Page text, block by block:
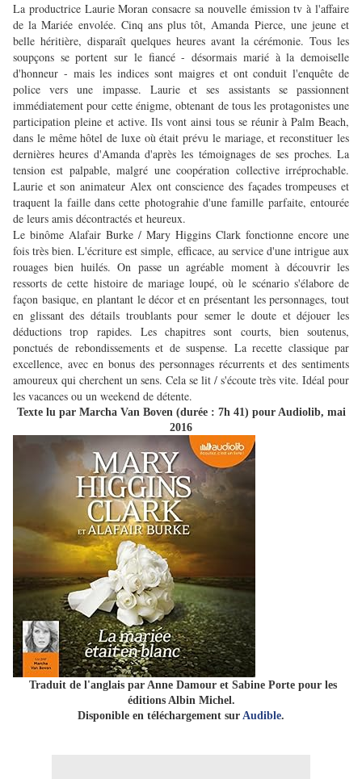
La productrice Laurie Moran consacre sa nouvelle émission tv à l'affaire
de la Mariée envolée. Cinq ans plus tôt, Amanda Pierce, une jeune et
belle héritière, disparaît quelques heures avant la cérémonie. Tous les
soupçons se portent sur le fiancé - désormais marié à la demoiselle
d'honneur - mais les indices sont maigres et ont conduit l'enquête de
police vers une impasse. Laurie et ses assistants se passionnent
immédiatement pour cette énigme, obtenant de tous les protagonistes une
participation pleine et active. Ils vont ainsi tous se réunir à Palm Beach,
dans le même hôtel de luxe où était prévu le mariage, et reconstituer les
dernières heures d'Amanda d'après les témoignages de ses proches. La
tension est palpable, malgré une coopération collective irréprochable.
Laurie et son animateur Alex ont conscience des façades trompeuses et
traquent la faille dans cette photograhie d'une famille parfaite, entourée
de leurs amis décontractés et heureux.
Le binôme Alafair Burke / Mary Higgins Clark fonctionne encore une
fois très bien. L'écriture est simple, efficace, au service d'une intrigue aux
rouages bien huilés. On passe un agréable moment à découvrir les
ressorts de cette histoire de mariage loupé, où le scénario s'élabore de
façon basique, en plantant le décor et en présentant les personnages, tout
en glissant des détails troublants pour semer le doute et déjouer les
déductions trop rapides. Les chapitres sont courts, bien soutenus,
ponctués de rebondissements et de suspense. La recette classique par
excellence, avec en bonus des personnages récurrents et des sentiments
amoureux qui cherchent un sens. Cela se lit / s'écoute très vite. Idéal pour
les vacances ou un weekend de détente.
Texte lu par Marcha Van Boven (durée : 7h 41) pour Audiolib, mai
2016
Traduit de l'anglais par Anne Damour et Sabine Porte pour les
éditions Albin Michel.
Disponible en téléchargement sur Audible.